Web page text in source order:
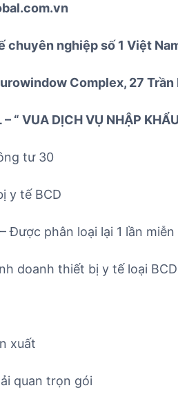
chuyên nghiệp số 1 Việt
Complex, 27
– “ VUA DỊCH VỤ NHẬP
tư 30
y tế BCD
Được phân loại lại 1 lần miễn
doanh thiết bị y tế loại BCD
xuất
quan trọn gói